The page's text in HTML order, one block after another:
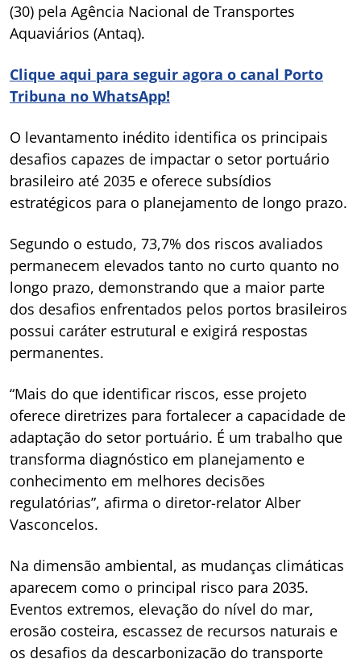
(30) pela Agência Nacional de Transportes
Aquaviários (Antaq).
Clique aqui para seguir agora o canal Porto
Tribuna no WhatsApp!
O levantamento inédito identifica os principais
desafios capazes de impactar o setor portuário
brasileiro até 2035 e oferece subsídios
estratégicos para o planejamento de longo prazo.
Segundo o estudo, 73,7% dos riscos avaliados
permanecem elevados tanto no curto quanto no
longo prazo, demonstrando que a maior parte
dos desafios enfrentados pelos portos brasileiros
possui caráter estrutural e exigirá respostas
permanentes.
“Mais do que identificar riscos, esse projeto
oferece diretrizes para fortalecer a capacidade de
adaptação do setor portuário. É um trabalho que
transforma diagnóstico em planejamento e
conhecimento em melhores decisões
regulatórias”, afirma o diretor-relator Alber
Vasconcelos.
Na dimensão ambiental, as mudanças climáticas
aparecem como o principal risco para 2035.
Eventos extremos, elevação do nível do mar,
erosão costeira, escassez de recursos naturais e
os desafios da descarbonização do transporte